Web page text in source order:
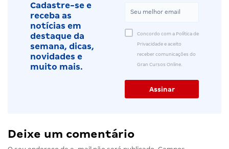
Cadastre-se e
receba as
notícias em
destaque da
semana, dicas,
novidades e
muito mais.
Concordo com a Política de
Privacidade e aceito
receber comunicações do
Gran Cursos Online.
Deixe um comentário